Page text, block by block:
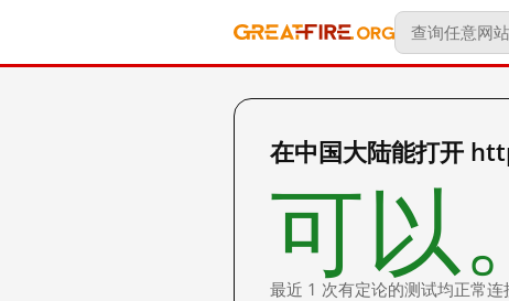
在中国大陆能打开
可以。
最近 1 次有定论的测试均正常连